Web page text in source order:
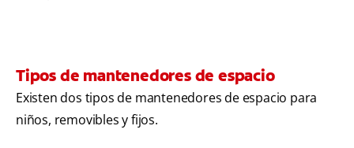
Tipos de mantenedores de espacio
Existen dos tipos de mantenedores de espacio para
niños, removibles y fijos.